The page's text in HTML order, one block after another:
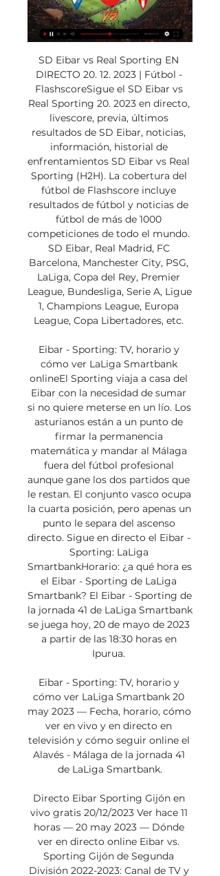
SD Eibar vs Real Sporting EN
DIRECTO 20. 12. 2023 | Fútbol -
FlashscoreSigue el SD Eibar vs
Real Sporting 20. 2023 en directo,
livescore, previa, últimos
resultados de SD Eibar, noticias,
información, historial de
enfrentamientos SD Eibar vs Real
Sporting (H2H). La cobertura del
fútbol de Flashscore incluye
resultados de fútbol y noticias de
fútbol de más de 1000
competiciones de todo el mundo.
SD Eibar, Real Madrid, FC
Barcelona, Manchester City, PSG,
LaLiga, Copa del Rey, Premier
League, Bundesliga, Serie A, Ligue
1, Champions League, Europa
League, Copa Libertadores, etc.
Eibar - Sporting: TV, horario y
cómo ver LaLiga Smartbank
onlineEl Sporting viaja a casa del
Eibar con la necesidad de sumar
si no quiere meterse en un lío. Los
asturianos están a un punto de
firmar la permanencia
matemática y mandar al Málaga
fuera del fútbol profesional
aunque gane los dos partidos que
le restan. El conjunto vasco ocupa
la cuarta posición, pero apenas un
punto le separa del ascenso
directo. Sigue en directo el Eibar -
Sporting: LaLiga
SmartbankHorario: ¿a qué hora es
el Eibar - Sporting de LaLiga
Smartbank? El Eibar - Sporting de
la jornada 41 de LaLiga Smartbank
se juega hoy, 20 de mayo de 2023
a partir de las 18:30 horas en
Ipurua.
Eibar - Sporting: TV, horario y
cómo ver LaLiga Smartbank 20
may 2023 — Fecha, horario, cómo
ver en vivo y en directo en
televisión y cómo seguir online el
Alavés - Málaga de la jornada 41
de LaLiga Smartbank.
Directo Eibar Sporting Gijón en
vivo gratis 20/12/2023 Ver hace 11
horas — 20 may 2023 — Dónde
ver en directo online Eibar vs.
Sporting Gijón de Segunda
División 2022-2023: Canal de TV y